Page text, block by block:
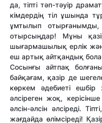
да, тіпті тәп-тәуір
кімдердің тіл ұшында
ұмтылып отырғанымды,
отырсыңдар! Мұны
шығармашылық ерлік
еш артық айтқандық
Сосынғы айтпақ
байқағам, қазір де
көркем әдебиеті
әлсіреген жоқ,
әлсін-әлсін әлсіреді.
жағдайда өлімсіреді!